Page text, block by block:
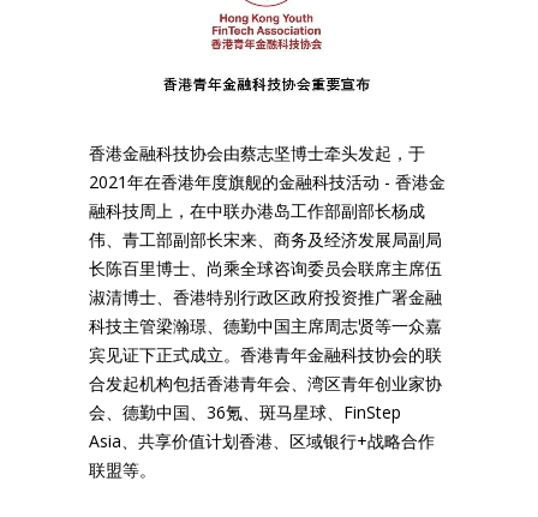
香港金融科技协会由蔡志坚博士牵头发起，于
2021年在香港年度旗舰的金融科技活动 - 香港金
融科技周上，在中联办港岛工作部副部长杨成
伟、青工部副部长宋来、商务及经济发展局副局
长陈百里博士、尚乘全球咨询委员会联席主席伍
淑清博士、香港特别行政区政府投资推广署金融
科技主管梁瀚璟、德勤中国主席周志贤等一众嘉
宾见证下正式成立。香港青年金融科技协会的联
合发起机构包括香港青年会、湾区青年创业家协
会、德勤中国、36氪、斑马星球、FinStep
Asia、共享价值计划香港、区域银行+战略合作
联盟等。